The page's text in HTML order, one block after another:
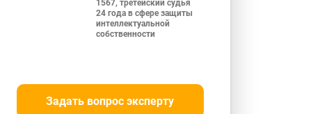
1567, третейский судья
24 года в сфере защиты
интеллектуальной
собственности
Задать вопрос эксперту